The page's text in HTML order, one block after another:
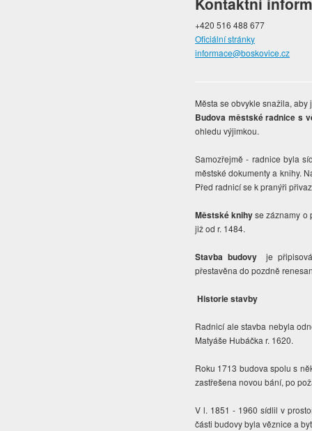
+420 516 488 677
Oficiální stránky
informace@boskovice.cz
Města se obvykle snažila,
Budova městské radnice s
ohledu výjimkou.
Samozřejmě - radnice byla
městské dokumenty a knihy.
Před radnicí se k pranýři
Městské knihyse záznamy o
již od r. 1484.
Stavba budovyje
přestavěna do pozdně
Historie stavby
Radnicí ale stavba nebyla
Matyáše Hubáčka r. 1620.
Roku 1713 budova spolu s
zastřešena novou bání, po
V l. 1851 - 1960 sídlil v
části budovy byla věznice a